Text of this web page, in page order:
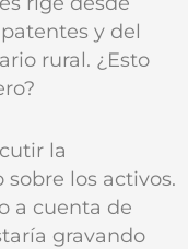
y del
rural. ¿Esto
la
los activos.
a cuenta de
gravando